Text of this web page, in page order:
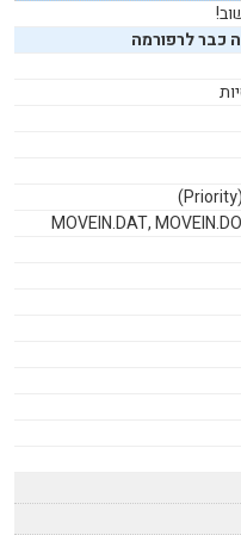
כבר לרפורמה
Priority
)
MOVEIN.DAT,